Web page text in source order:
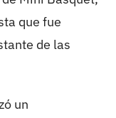
que fue
de las
un